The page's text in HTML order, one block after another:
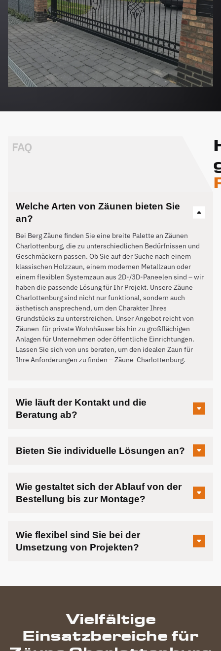
FAQ
Welche Arten von Zäunen bieten Sie
an?
Bei Berg Zäune finden Sie eine breite Palette an Zäunen
Charlottenburg, die zu unterschiedlichen Bedürfnissen und
Geschmäckern passen. Ob Sie auf der Suche nach einem
klassischen Holzzaun, einem modernen Metallzaun oder
einem flexiblen Systemzaun aus 2D-/3D-Paneelen sind – wir
haben die passende Lösung für Ihr Projekt. Unsere Zäune
Charlottenburg sind nicht nur funktional, sondern auch
ästhetisch ansprechend, um den Charakter Ihres
Grundstücks zu unterstreichen. Unser Angebot reicht von
Zäunen für private Wohnhäuser bis hin zu großflächigen
Anlagen für Unternehmen oder öffentliche Einrichtungen.
Lassen Sie sich von uns beraten, um den idealen Zaun für
Ihre Anforderungen zu finden – Zäune Charlottenburg.
Wie läuft der Kontakt und die
Beratung ab?
Bieten Sie individuelle Lösungen an?
Wie gestaltet sich der Ablauf von der
Bestellung bis zur Montage?
Wie flexibel sind Sie bei der
Umsetzung von Projekten?
Vielfältige
Einsatzbereiche für